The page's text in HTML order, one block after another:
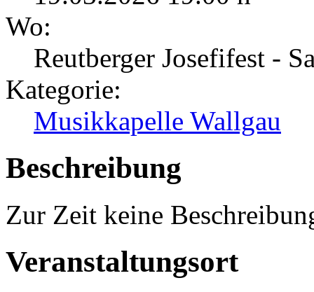
Wo:
Reutberger Josefifest -
Kategorie:
Musikkapelle Wallgau
Beschreibung
Zur Zeit keine
Veranstaltungsort